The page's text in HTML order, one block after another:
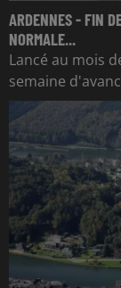
ARDENNES - FIN
NORMALE...
Lancé au mois
semaine